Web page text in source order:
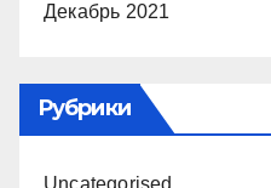
Декабрь 2021
Рубрики
Uncategorised